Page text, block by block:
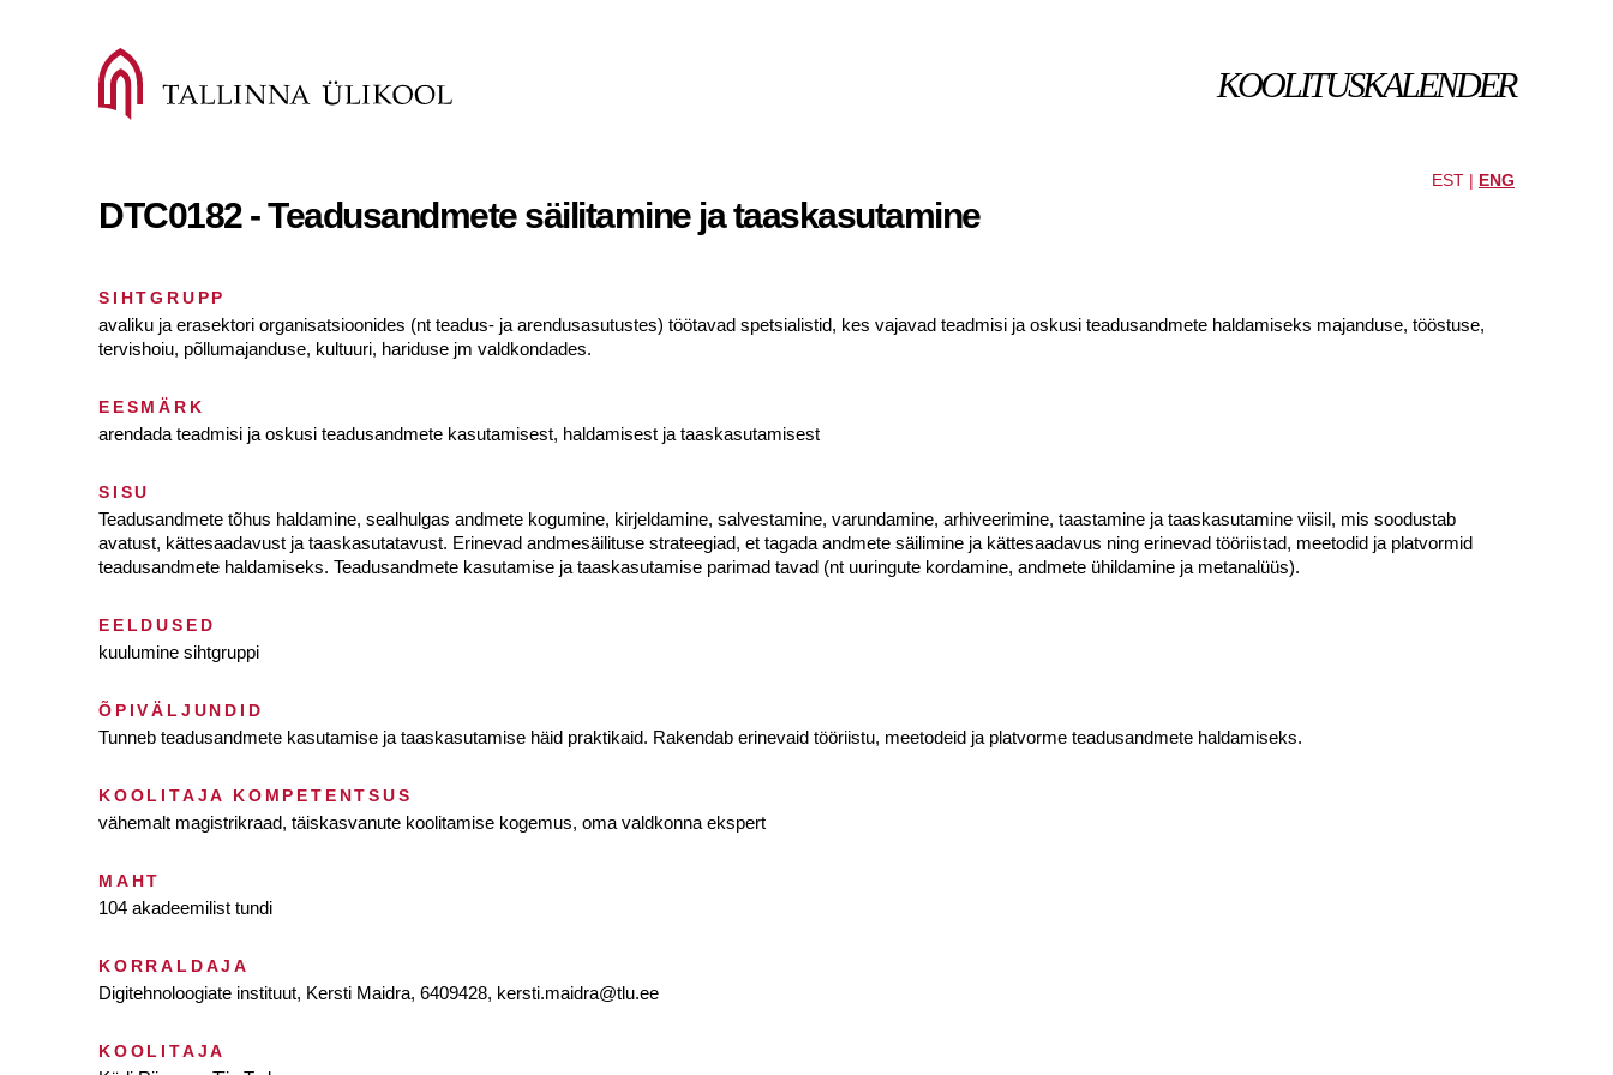
KOOLITUSKALENDER
EST | ENG
DTC0182 - Teadusandmete säilitamine ja taaskasutamine
SIHTGRUPP
avaliku ja erasektori organisatsioonides (nt teadus- ja arendusasutustes) töötavad spetsialistid, kes vajavad teadmisi ja oskusi teadusandmete haldamiseks majanduse, tööstuse,
tervishoiu, põllumajanduse, kultuuri, hariduse jm valdkondades.
EESMÄRK
arendada teadmisi ja oskusi teadusandmete kasutamisest, haldamisest ja taaskasutamisest
SISU
Teadusandmete tõhus haldamine, sealhulgas andmete kogumine, kirjeldamine, salvestamine, varundamine, arhiveerimine, taastamine ja taaskasutamine viisil, mis soodustab
avatust, kättesaadavust ja taaskasutatavust. Erinevad andmesäilituse strateegiad, et tagada andmete säilimine ja kättesaadavus ning erinevad tööriistad, meetodid ja platvormid
teadusandmete haldamiseks. Teadusandmete kasutamise ja taaskasutamise parimad tavad (nt uuringute kordamine, andmete ühildamine ja metanalüüs).
EELDUSED
kuulumine sihtgruppi
ÕPIVÄLJUNDID
Tunneb teadusandmete kasutamise ja taaskasutamise häid praktikaid. Rakendab erinevaid tööriistu, meetodeid ja platvorme teadusandmete haldamiseks.
KOOLITAJA KOMPETENTSUS
vähemalt magistrikraad, täiskasvanute koolitamise kogemus, oma valdkonna ekspert
MAHT
104 akadeemilist tundi
KORRALDAJA
Digitehnoloogiate instituut, Kersti Maidra, 6409428, kersti.maidra@tlu.ee
KOOLITAJA